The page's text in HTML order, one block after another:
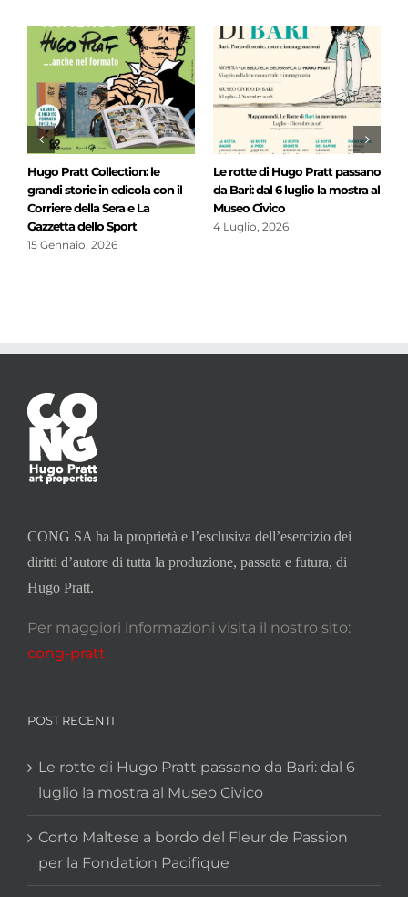
Hugo Pratt Collection: le
grandi storie in edicola con il
Corriere della Sera e La
Gazzetta dello Sport
15 Gennaio, 2026
Le rotte di Hugo Pratt passano
da Bari: dal 6 luglio la mostra al
Museo Civico
4 Luglio, 2026
CONG SA ha la proprietà e l’esclusiva dell’esercizio dei
diritti d’autore di tutta la produzione, passata e futura, di
Hugo Pratt.
Per maggiori informazioni visita il nostro sito:
cong-pratt
POST RECENTI
Le rotte di Hugo Pratt passano da Bari: dal 6
luglio la mostra al Museo Civico
Corto Maltese a bordo del Fleur de Passion
per la Fondation Pacifique